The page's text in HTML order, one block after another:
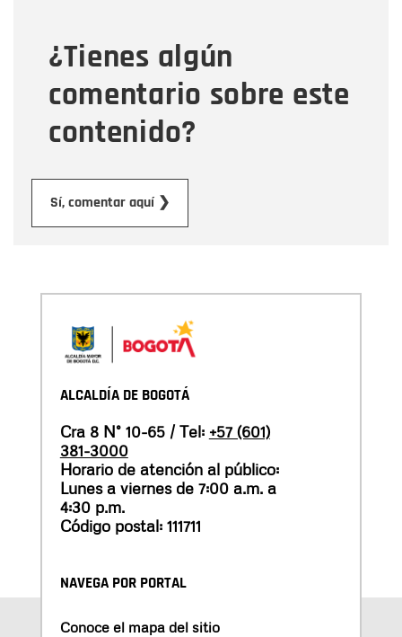
¿Tienes algún
comentario sobre este
contenido?
Sí, comentar aquí ❯
Mensaje
ALCALDÍA DE BOGOTÁ
Cra 8 N° 10-65 / Tel: +57 (601)
381-3000
Horario de atención al público:
Lunes a viernes de 7:00 a.m. a
4:30 p.m.
Código postal: 111711
NAVEGA POR PORTAL
Conoce el mapa del sitio